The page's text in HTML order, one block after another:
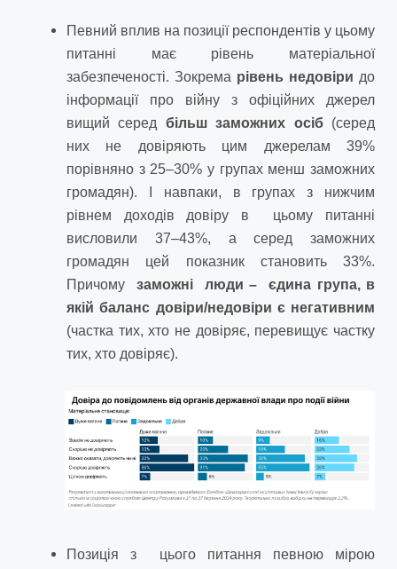
Певний вплив на позиції респондентів у цьому
питанні має рівень матеріальної
забезпеченості. Зокрема рівень недовіри до
інформації про війну з офіційних джерел
вищий серед більш заможних осіб(серед
них не довіряють цим джерелам 39%
порівняно з 25–30% у групах менш заможних
громадян). І навпаки, в групах з нижчим
рівнем доходів довіру в цьому питанні
висловили 37–43%, а серед заможних
громадян цей показник становить 33%.
Причому заможні люди – єдина група, в
якій баланс довіри/недовіри є негативним
(частка тих, хто не довіряє, перевищує частку
тих, хто довіряє).
Позиція з цього питання певною мірою